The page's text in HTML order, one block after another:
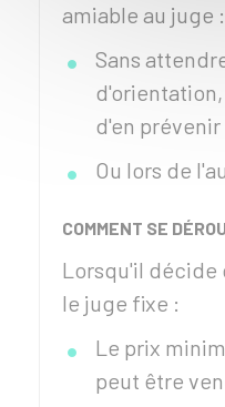
amiable au juge :
Sans
d'en
Ou lors de
COMMENT SE
Lorsqu'il décide
le juge fixe :
Le prix
peut être